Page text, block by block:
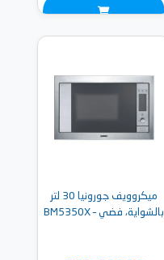
ميكروويف جورونيا 30 لتر
بالشواية، فضي – BM5350X